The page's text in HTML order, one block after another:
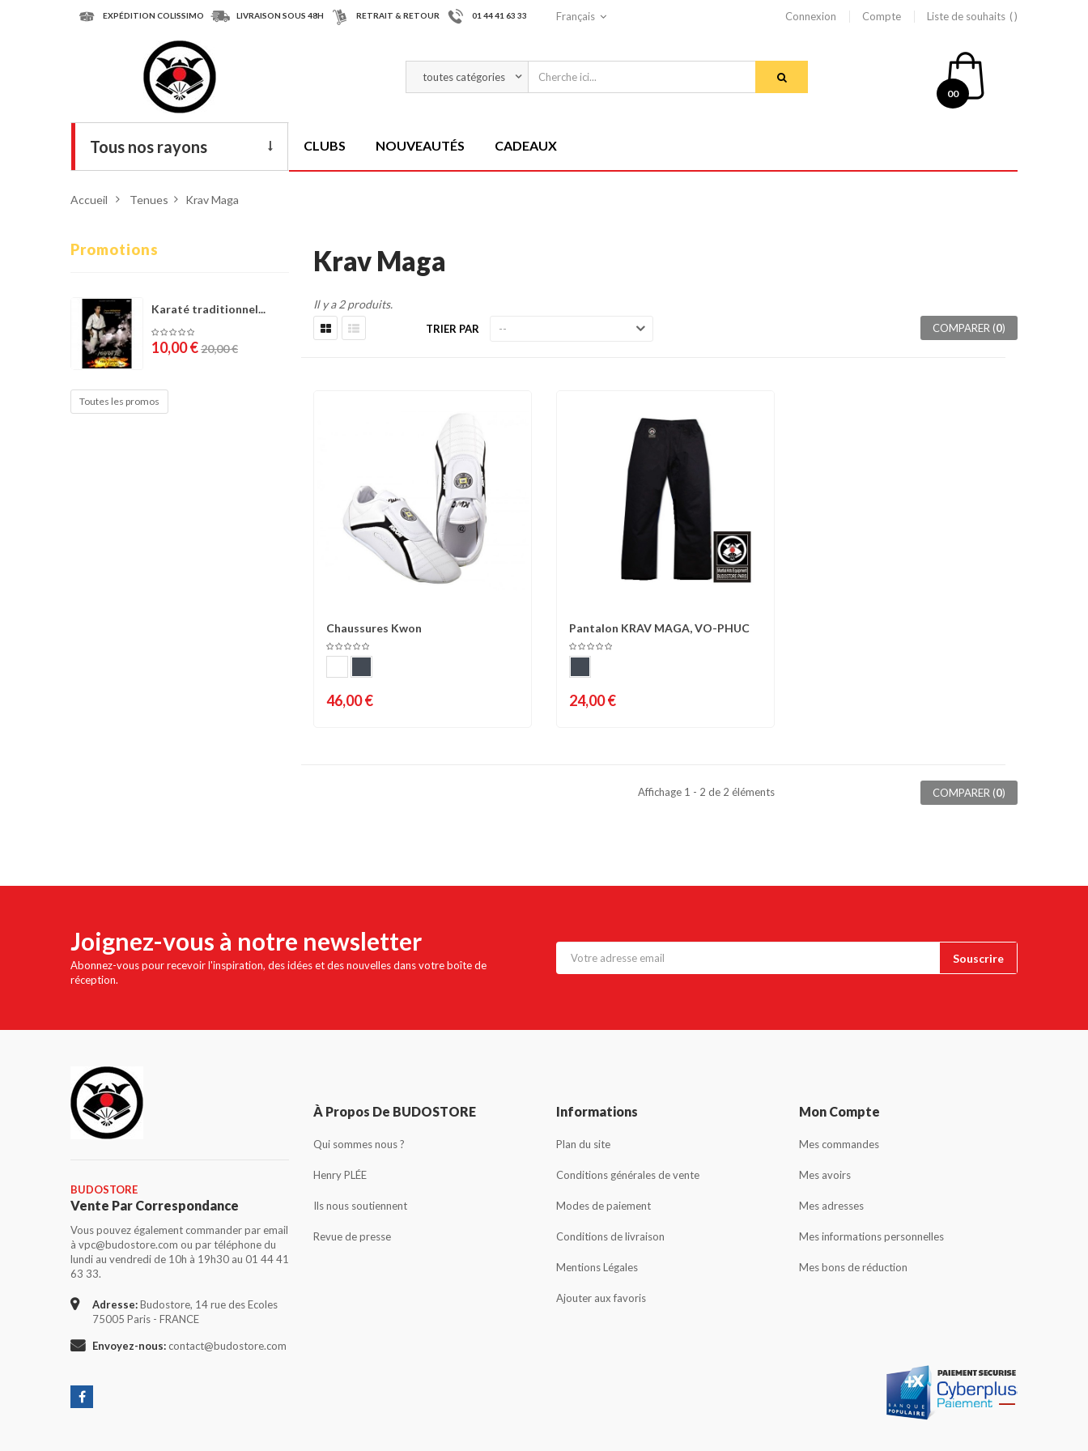
EXPÉDITION COLISSIMO LIVRAISON SOUS 48H RETRAIT & RETOUR 01 44 41 63 33 Français Connexion Compte Liste de souhaits
00
Tous nos rayons
Armes
Chaussures
Protections
Cible de frappe
Condition physique
CLUBS NOUVEAUTÉS CADEAUX
Accueil > Tenues > Krav Maga
Promotions
Karaté traditionnel...
10,00 €20,00 €
Toutes les promos
Krav Maga
Il y a 2 produits.
TRIER PAR COMPARER (0)
Comparer
Chaussures Kwon
46,00 €
Comparer Liste d'envies
Pantalon KRAV MAGA, VO-PHUC
24,00 €
Affichage 1 - 2 de 2 éléments COMPARER (0)
Joignez-vous à notre newsletter
Abonnez-vous pour recevoir l'inspiration, des idées et des nouvelles dans votre boîte de
réception.
BUDOSTORE
Vente Par Correspondance
Vous pouvez également commander par email
à vpc@budostore.com ou par téléphone du
lundi au vendredi de 10h à 19h30 au 01 44 41
63 33.
Adresse:Budostore, 14 rue des Ecoles
75005 Paris - FRANCE
Envoyez-nous: contact@budostore.com
À Propos De BUDOSTORE
Qui sommes nous ?
Henry PLÉE
Ils nous soutiennent
Revue de presse
Informations
Plan du site
Conditions générales de vente
Modes de paiement
Conditions de livraison
Mentions Légales
Ajouter aux favoris
Mon Compte
Mes commandes
Mes avoirs
Mes adresses
Mes informations personnelles
Mes bons de réduction